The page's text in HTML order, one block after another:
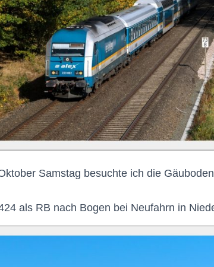
Samstag besuchte ich die
als RB nach Bogen bei Neufahrn in